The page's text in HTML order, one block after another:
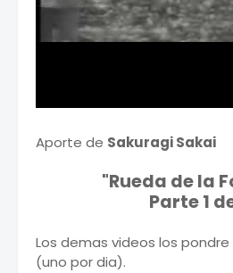
Aporte de Sakuragi Sakai
"Rueda de la
Parte 1
Los demas videos los
(uno por dia).